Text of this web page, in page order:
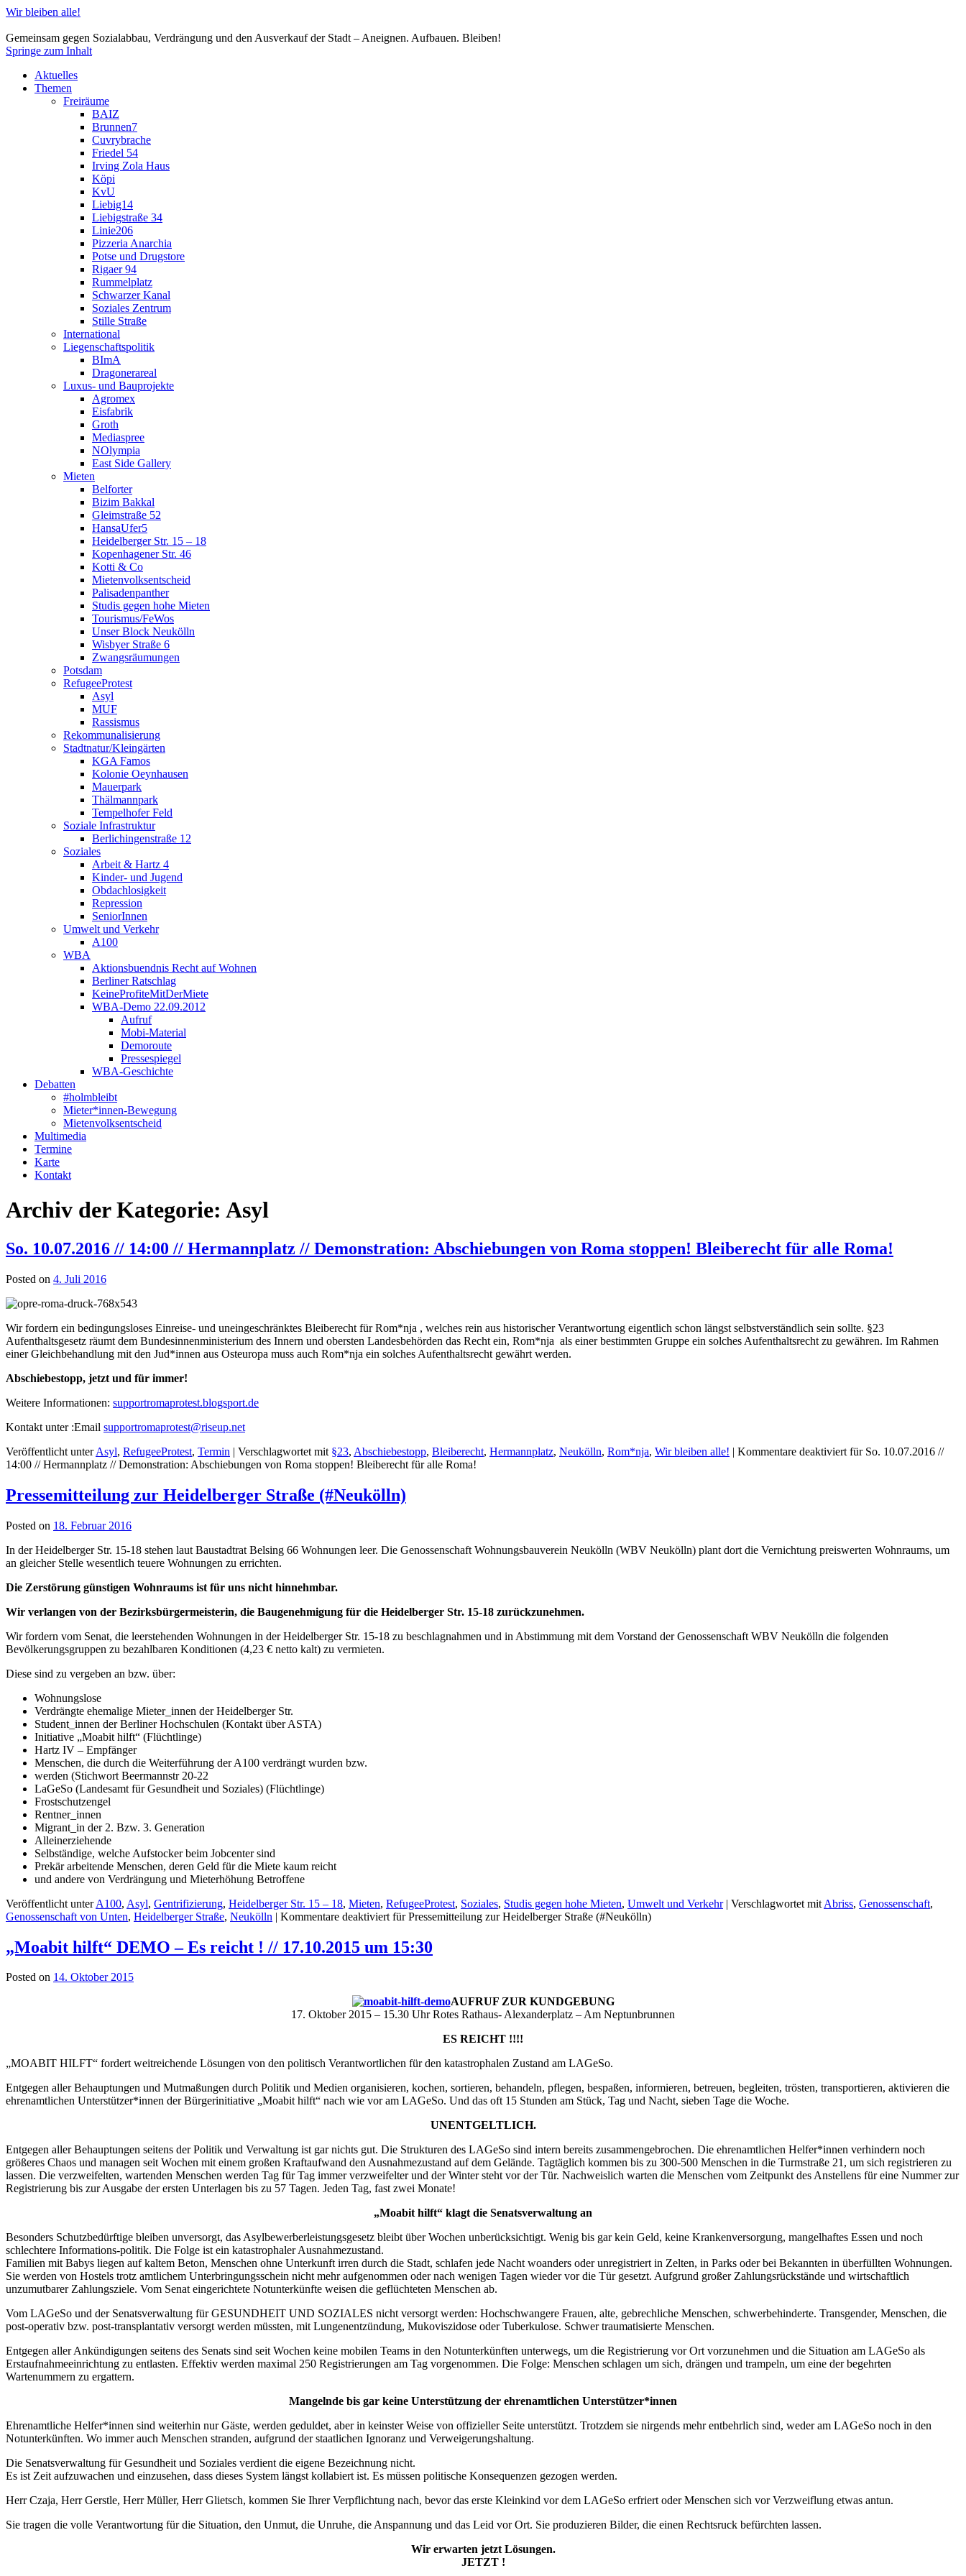
Wir bleiben alle!
Gemeinsam gegen Sozialabbau, Verdrängung und den Ausverkauf der Stadt – Aneignen. Aufbauen. Bleiben!
Springe zum Inhalt
Aktuelles
Themen
Freiräume
BAIZ
Brunnen7
Cuvrybrache
Friedel 54
Irving Zola Haus
Köpi
KvU
Liebig14
Liebigstraße 34
Linie206
Pizzeria Anarchia
Potse und Drugstore
Rigaer 94
Rummelplatz
Schwarzer Kanal
Soziales Zentrum
Stille Straße
International
Liegenschaftspolitik
BImA
Dragonerareal
Luxus- und Bauprojekte
Agromex
Eisfabrik
Groth
Mediaspree
NOlympia
East Side Gallery
Mieten
Belforter
Bizim Bakkal
Gleimstraße 52
HansaUfer5
Heidelberger Str. 15 – 18
Kopenhagener Str. 46
Kotti & Co
Mietenvolksentscheid
Palisadenpanther
Studis gegen hohe Mieten
Tourismus/FeWos
Unser Block Neukölln
Wisbyer Straße 6
Zwangsräumungen
Potsdam
RefugeeProtest
Asyl
MUF
Rassismus
Rekommunalisierung
Stadtnatur/Kleingärten
KGA Famos
Kolonie Oeynhausen
Mauerpark
Thälmannpark
Tempelhofer Feld
Soziale Infrastruktur
Berlichingenstraße 12
Soziales
Arbeit & Hartz 4
Kinder- und Jugend
Obdachlosigkeit
Repression
SeniorInnen
Umwelt und Verkehr
A100
WBA
Aktionsbuendnis Recht auf Wohnen
Berliner Ratschlag
KeineProfiteMitDerMiete
WBA-Demo 22.09.2012
Aufruf
Mobi-Material
Demoroute
Pressespiegel
WBA-Geschichte
Debatten
#holmbleibt
Mieter*innen-Bewegung
Mietenvolksentscheid
Multimedia
Termine
Karte
Kontakt
Archiv der Kategorie: Asyl
So. 10.07.2016 // 14:00 // Hermannplatz // Demonstration: Abschiebungen von Roma stoppen! Bleiberecht für alle Roma!
Posted on 4. Juli 2016
Wir fordern ein bedingungsloses Einreise- und uneingeschränktes Bleiberecht für Rom*nja , welches rein aus historischer Verantwortung eigentlich schon längst selbstverständlich sein sollte. §23
Aufenthaltsgesetz räumt dem Bundesinnenministerium des Innern und obersten Landesbehörden das Recht ein, Rom*nja als einer bestimmten Gruppe ein solches Aufenthaltsrecht zu gewähren. Im Rahmen
einer Gleichbehandlung mit den Jud*innen aus Osteuropa muss auch Rom*nja ein solches Aufenthaltsrecht gewährt werden.
Abschiebestopp, jetzt und für immer!
Weitere Informationen: supportromaprotest.blogsport.de
Kontakt unter :Email supportromaprotest@riseup.net
Veröffentlicht unter Asyl, RefugeeProtest, Termin | Verschlagwortet mit §23, Abschiebestopp, Bleiberecht, Hermannplatz, Neukölln, Rom*nja, Wir bleiben alle! | Kommentare deaktiviert für So. 10.07.2016 //
14:00 // Hermannplatz // Demonstration: Abschiebungen von Roma stoppen! Bleiberecht für alle Roma!
Pressemitteilung zur Heidelberger Straße (#Neukölln)
Posted on 18. Februar 2016
In der Heidelberger Str. 15-18 stehen laut Baustadtrat Belsing 66 Wohnungen leer. Die Genossenschaft Wohnungsbauverein Neukölln (WBV Neukölln) plant dort die Vernichtung preiswerten Wohnraums, um
an gleicher Stelle wesentlich teuere Wohnungen zu errichten.
Die Zerstörung günstigen Wohnraums ist für uns nicht hinnehmbar.
Wir verlangen von der Bezirksbürgermeisterin, die Baugenehmigung für die Heidelberger Str. 15-18 zurückzunehmen.
Wir fordern vom Senat, die leerstehenden Wohnungen in der Heidelberger Str. 15-18 zu beschlagnahmen und in Abstimmung mit dem Vorstand der Genossenschaft WBV Neukölln die folgenden
Bevölkerungsgruppen zu bezahlbaren Konditionen (4,23 € netto kalt) zu vermieten.
Diese sind zu vergeben an bzw. über:
Wohnungslose
Verdrängte ehemalige Mieter_innen der Heidelberger Str.
Student_innen der Berliner Hochschulen (Kontakt über ASTA)
Initiative „Moabit hilft“ (Flüchtlinge)
Hartz IV – Empfänger
Menschen, die durch die Weiterführung der A100 verdrängt wurden bzw.
werden (Stichwort Beermannstr 20-22
LaGeSo (Landesamt für Gesundheit und Soziales) (Flüchtlinge)
Frostschutzengel
Rentner_innen
Migrant_in der 2. Bzw. 3. Generation
Alleinerziehende
Selbständige, welche Aufstocker beim Jobcenter sind
Prekär arbeitende Menschen, deren Geld für die Miete kaum reicht
und andere von Verdrängung und Mieterhöhung Betroffene
Veröffentlicht unter A100, Asyl, Gentrifizierung, Heidelberger Str. 15 – 18, Mieten, RefugeeProtest, Soziales, Studis gegen hohe Mieten, Umwelt und Verkehr | Verschlagwortet mit Abriss, Genossenschaft,
Genossenschaft von Unten, Heidelberger Straße, Neukölln | Kommentare deaktiviert für Pressemitteilung zur Heidelberger Straße (#Neukölln)
„Moabit hilft“ DEMO – Es reicht ! // 17.10.2015 um 15:30
Posted on 14. Oktober 2015
AUFRUF ZUR KUNDGEBUNG
17. Oktober 2015 – 15.30 Uhr Rotes Rathaus- Alexanderplatz – Am Neptunbrunnen
ES REICHT !!!!
„MOABIT HILFT“ fordert weitreichende Lösungen von den politisch Verantwortlichen für den katastrophalen Zustand am LAGeSo.
Entgegen aller Behauptungen und Mutmaßungen durch Politik und Medien organisieren, kochen, sortieren, behandeln, pflegen, bespaßen, informieren, betreuen, begleiten, trösten, transportieren, aktivieren die
ehrenamtlichen Unterstützer*innen der Bürgerinitiative „Moabit hilft“ nach wie vor am LAGeSo. Und das oft 15 Stunden am Stück, Tag und Nacht, sieben Tage die Woche.
UNENTGELTLICH.
Entgegen aller Behauptungen seitens der Politik und Verwaltung ist gar nichts gut. Die Strukturen des LAGeSo sind intern bereits zusammengebrochen. Die ehrenamtlichen Helfer*innen verhindern noch
größeres Chaos und managen seit Wochen mit einem großen Kraftaufwand den Ausnahmezustand auf dem Gelände. Tagtäglich kommen bis zu 300-500 Menschen in die Turmstraße 21, um sich registrieren zu
lassen. Die verzweifelten, wartenden Menschen werden Tag für Tag immer verzweifelter und der Winter steht vor der Tür. Nachweislich warten die Menschen vom Zeitpunkt des Anstellens für eine Nummer zur
Registrierung bis zur Ausgabe der ersten Unterlagen bis zu 57 Tagen. Jeden Tag, fast zwei Monate!
„Moabit hilft“ klagt die Senatsverwaltung an
Besonders Schutzbedürftige bleiben unversorgt, das Asylbewerberleistungsgesetz bleibt über Wochen unberücksichtigt. Wenig bis gar kein Geld, keine Krankenversorgung, mangelhaftes Essen und noch
schlechtere Informations-politik. Die Folge ist ein katastrophaler Ausnahmezustand.
Familien mit Babys liegen auf kaltem Beton, Menschen ohne Unterkunft irren durch die Stadt, schlafen jede Nacht woanders oder unregistriert in Zelten, in Parks oder bei Bekannten in überfüllten Wohnungen.
Sie werden von Hostels trotz amtlichem Unterbringungsschein nicht mehr aufgenommen oder nach wenigen Tagen wieder vor die Tür gesetzt. Aufgrund großer Zahlungsrückstände und wirtschaftlich
unzumutbarer Zahlungsziele. Vom Senat eingerichtete Notunterkünfte weisen die geflüchteten Menschen ab.
Vom LAGeSo und der Senatsverwaltung für GESUNDHEIT UND SOZIALES nicht versorgt werden: Hochschwangere Frauen, alte, gebrechliche Menschen, schwerbehinderte. Transgender, Menschen, die
post-operativ bzw. post-transplantativ versorgt werden müssten, mit Lungenentzündung, Mukoviszidose oder Tuberkulose. Schwer traumatisierte Menschen.
Entgegen aller Ankündigungen seitens des Senats sind seit Wochen keine mobilen Teams in den Notunterkünften unterwegs, um die Registrierung vor Ort vorzunehmen und die Situation am LAGeSo als
Erstaufnahmeeinrichtung zu entlasten. Effektiv werden maximal 250 Registrierungen am Tag vorgenommen. Die Folge: Menschen schlagen um sich, drängen und trampeln, um eine der begehrten
Wartenummern zu ergattern.
Mangelnde bis gar keine Unterstützung der ehrenamtlichen Unterstützer*innen
Ehrenamtliche Helfer*innen sind weiterhin nur Gäste, werden geduldet, aber in keinster Weise von offizieller Seite unterstützt. Trotzdem sie nirgends mehr entbehrlich sind, weder am LAGeSo noch in den
Notunterkünften. Wo immer auch Menschen stranden, aufgrund der staatlichen Ignoranz und Verweigerungshaltung.
Die Senatsverwaltung für Gesundheit und Soziales verdient die eigene Bezeichnung nicht.
Es ist Zeit aufzuwachen und einzusehen, dass dieses System längst kollabiert ist. Es müssen politische Konsequenzen gezogen werden.
Herr Czaja, Herr Gerstle, Herr Müller, Herr Glietsch, kommen Sie Ihrer Verpflichtung nach, bevor das erste Kleinkind vor dem LAGeSo erfriert oder Menschen sich vor Verzweiflung etwas antun.
Sie tragen die volle Verantwortung für die Situation, den Unmut, die Unruhe, die Anspannung und das Leid vor Ort. Sie produzieren Bilder, die einen Rechtsruck befürchten lassen.
Wir erwarten jetzt Lösungen.
JETZT !